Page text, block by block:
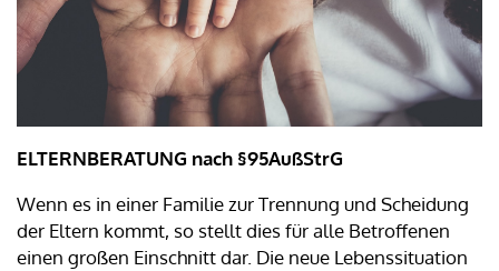
ELTERNBERATUNG nach §95AußStrG
Wenn es in einer Familie zur Trennung und Scheidung
der Eltern kommt, so stellt dies für alle Betroffenen
einen großen Einschnitt dar. Die neue Lebenssituation